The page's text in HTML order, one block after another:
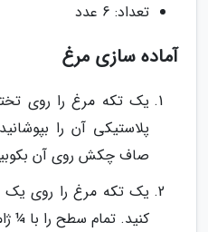
تعداد: 6 عدد
آماده سازی مرغ
یک تکه مرغ را روی
پلاستیکی آن را
صاف چکش روی آن
یک تکه مرغ را روی یک
کنید. تمام سطح را با ¼